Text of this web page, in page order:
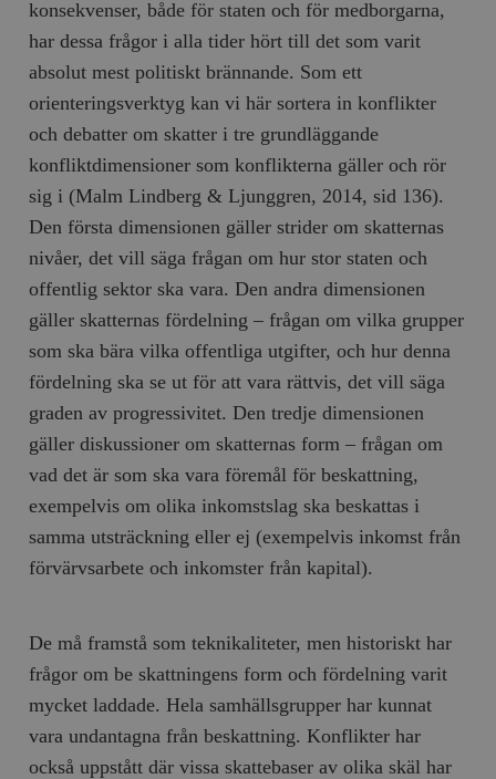
konsekvenser, både för staten och för medborgarna,
har dessa frågor i alla tider hört till det som varit
absolut mest politiskt brännande. Som ett
orienteringsverktyg kan vi här sortera in konflikter
och debatter om skatter i tre grundläggande
konfliktdimensioner som konflikterna gäller och rör
sig i (Malm Lindberg & Ljunggren, 2014, sid 136).
Den första dimensionen gäller strider om skatternas
nivåer, det vill säga frågan om hur stor staten och
offentlig sektor ska vara. Den andra dimensionen
gäller skatternas fördelning – frågan om vilka grupper
som ska bära vilka offentliga utgifter, och hur denna
fördelning ska se ut för att vara rättvis, det vill säga
graden av progressivitet. Den tredje dimensionen
gäller diskussioner om skatternas form – frågan om
vad det är som ska vara föremål för beskattning,
exempelvis om olika inkomstslag ska beskattas i
samma utsträckning eller ej (exempelvis inkomst från
förvärvsarbete och inkomster från kapital).
De må framstå som teknikaliteter, men historiskt har
frågor om be skattningens form och fördelning varit
mycket laddade. Hela samhällsgrupper har kunnat
vara undantagna från beskattning. Konflikter har
också uppstått där vissa skattebaser av olika skäl har